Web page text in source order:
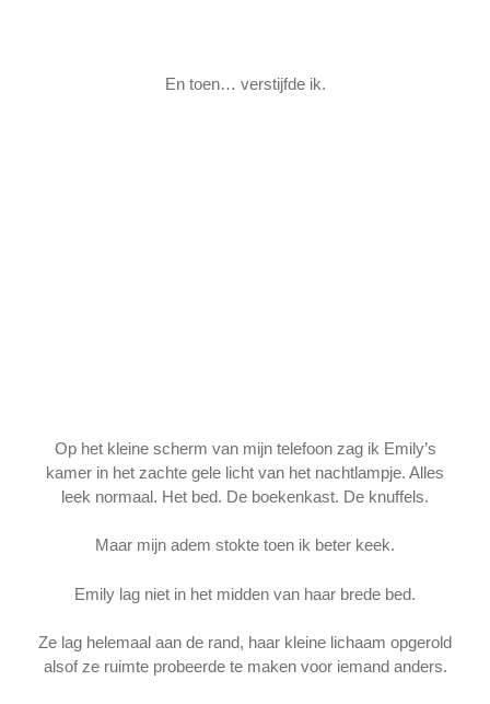
En toen… verstijfde ik.
Op het kleine scherm van mijn telefoon zag ik Emily’s
kamer in het zachte gele licht van het nachtlampje. Alles
leek normaal. Het bed. De boekenkast. De knuffels.
Maar mijn adem stokte toen ik beter keek.
Emily lag niet in het midden van haar brede bed.
Ze lag helemaal aan de rand, haar kleine lichaam opgerold
alsof ze ruimte probeerde te maken voor iemand anders.